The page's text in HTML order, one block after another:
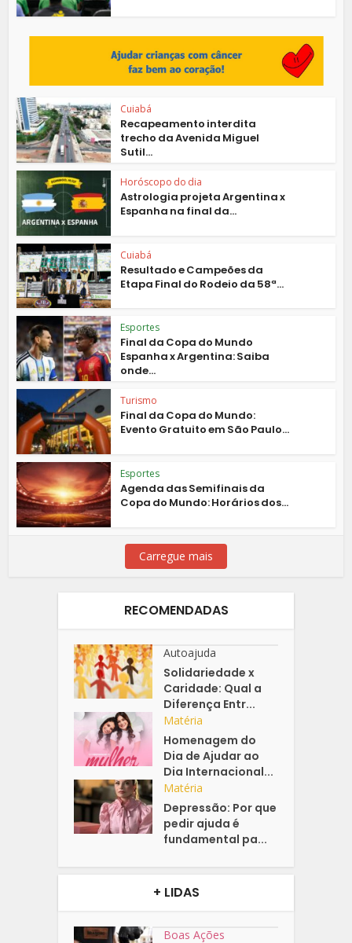
Cuiabá
Recapeamento interdita
trecho da Avenida Miguel
Sutil...
Horóscopo do dia
Astrologia projeta Argentina x
Espanha na final da...
Cuiabá
Resultado e Campeões da
Etapa Final do Rodeio da 58ª...
Esportes
Final da Copa do Mundo
Espanha x Argentina: Saiba
onde...
Turismo
Final da Copa do Mundo:
Evento Gratuito em São Paulo...
Esportes
Agenda das Semifinais da
Copa do Mundo: Horários dos...
Carregue mais
RECOMENDADAS
Autoajuda
Solidariedade x
Caridade: Qual a
Diferença Entr...
Matéria
Homenagem do
Dia de Ajudar ao
Dia Internacional...
Matéria
Depressão: Por que
pedir ajuda é
fundamental pa...
+ LIDAS
Boas Ações